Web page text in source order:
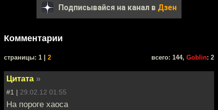
Подписывайся на канал в Дзен
Комментарии
cтраницы: 1 | 2 всего: 144, Goblin: 2
Цитата »
#1 | 29.02.12 01:55
На пороге хаоса